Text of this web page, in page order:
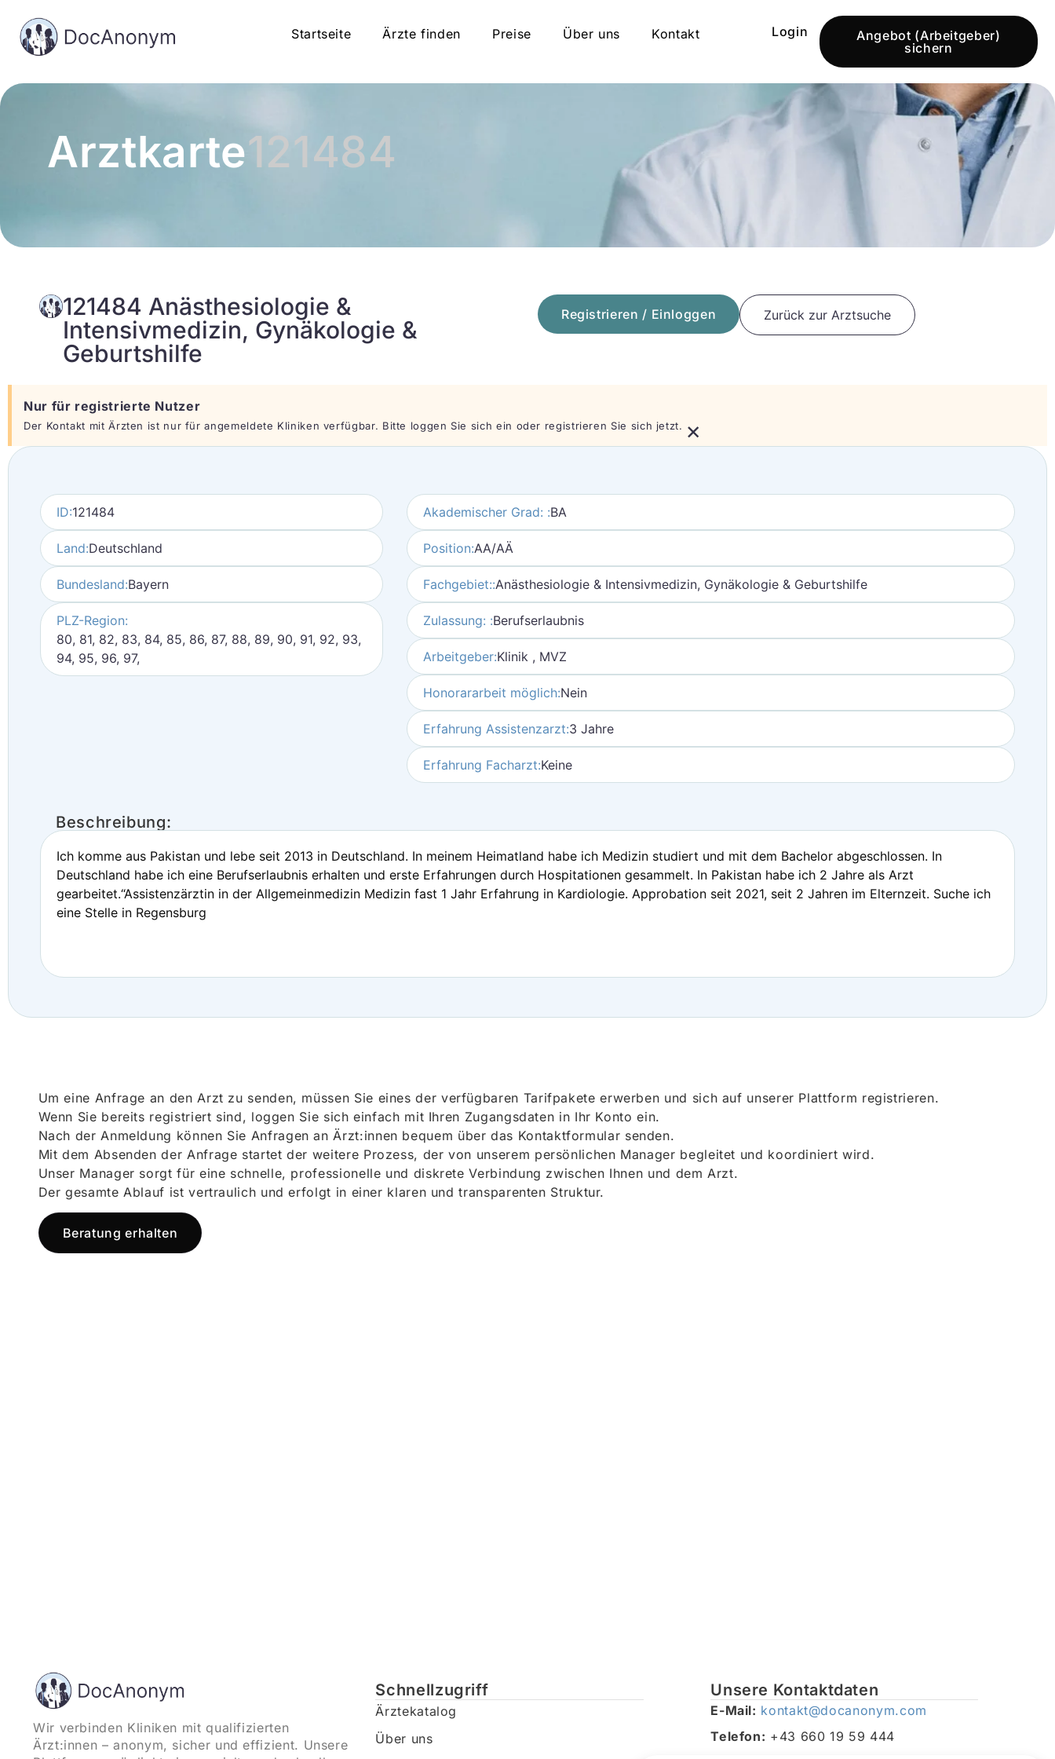
Startseite Ärzte finden Preise Über uns Kontakt Login
Angebot (Arbeitgeber)
sichern
Arztkarte121484
121484 Anästhesiologie &
Intensivmedizin, Gynäkologie &
Geburtshilfe
Registrieren / Einloggen Zurück zur Arztsuche
Nur für registrierte Nutzer
Der Kontakt mit Ärzten ist nur für angemeldete Kliniken verfügbar. Bitte loggen Sie sich ein oder registrieren Sie sich jetzt. ×
ID:121484
Land:Deutschland
Bundesland:Bayern
PLZ-Region:
80, 81, 82, 83, 84, 85, 86, 87, 88, 89, 90, 91, 92, 93,
94, 95, 96, 97,
Akademischer Grad: :BA
Position:AA/AÄ
Fachgebiet::Anästhesiologie & Intensivmedizin, Gynäkologie & Geburtshilfe
Zulassung: :Berufserlaubnis
Arbeitgeber:Klinik , MVZ
Honorararbeit möglich:Nein
Erfahrung Assistenzarzt:3 Jahre
Erfahrung Facharzt:Keine
Beschreibung:
Ich komme aus Pakistan und lebe seit 2013 in Deutschland. In meinem Heimatland habe ich Medizin studiert und mit dem Bachelor abgeschlossen. In
Deutschland habe ich eine Berufserlaubnis erhalten und erste Erfahrungen durch Hospitationen gesammelt. In Pakistan habe ich 2 Jahre als Arzt
gearbeitet.“Assistenzärztin in der Allgemeinmedizin Medizin fast 1 Jahr Erfahrung in Kardiologie. Approbation seit 2021, seit 2 Jahren im Elternzeit. Suche ich
eine Stelle in Regensburg
Um eine Anfrage an den Arzt zu senden, müssen Sie eines der verfügbaren Tarifpakete erwerben und sich auf unserer Plattform registrieren.
Wenn Sie bereits registriert sind, loggen Sie sich einfach mit Ihren Zugangsdaten in Ihr Konto ein.
Nach der Anmeldung können Sie Anfragen an Ärzt:innen bequem über das Kontaktformular senden.
Mit dem Absenden der Anfrage startet der weitere Prozess, der von unserem persönlichen Manager begleitet und koordiniert wird.
Unser Manager sorgt für eine schnelle, professionelle und diskrete Verbindung zwischen Ihnen und dem Arzt.
Der gesamte Ablauf ist vertraulich und erfolgt in einer klaren und transparenten Struktur.
Beratung erhalten
Wir verbinden Kliniken mit qualifizierten
Ärzt:innen – anonym, sicher und effizient. Unsere
Schnellzugriff
Ärztekatalog
Über uns
Unsere Kontaktdaten
E-Mail: kontakt@docanonym.com
Telefon: +43 660 19 59 444